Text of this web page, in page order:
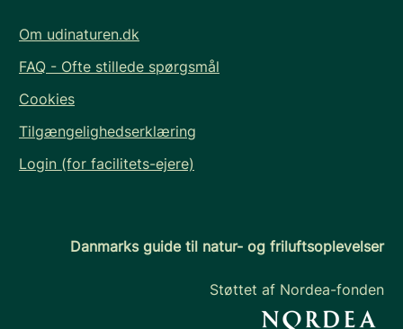
Om udinaturen.dk
FAQ - Ofte stillede spørgsmål
Cookies
Tilgængelighedserklæring
Login (for facilitets-ejere)
Danmarks guide til natur- og friluftsoplevelser
Støttet af Nordea-fonden